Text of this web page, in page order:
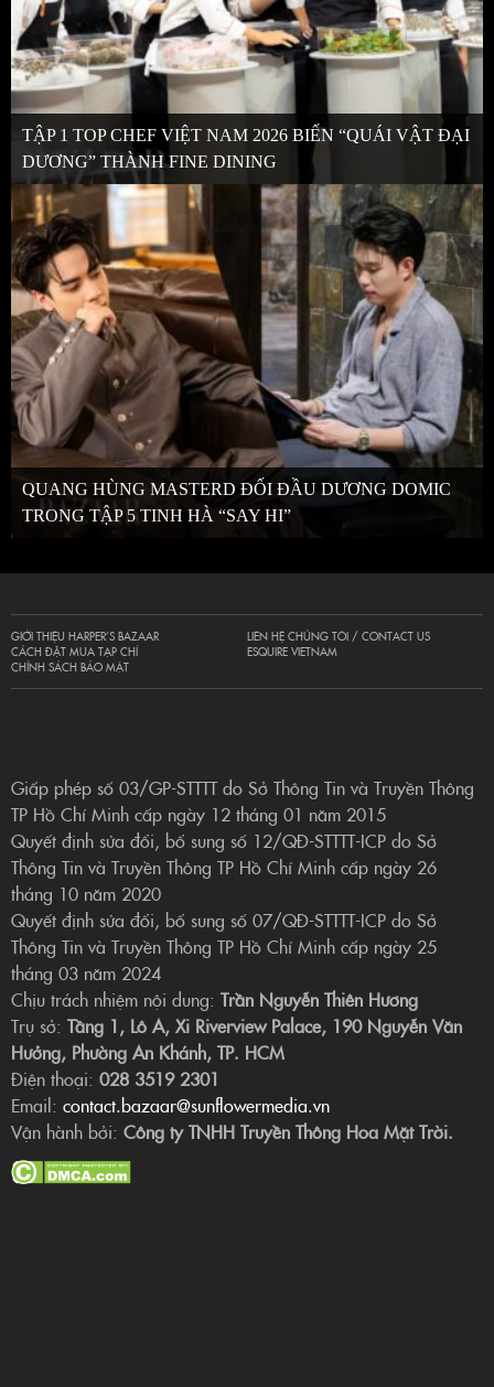
TẬP 1 TOP CHEF VIỆT NAM 2026 BIẾN “QUÁI VẬT ĐẠI
DƯƠNG” THÀNH FINE DINING
QUANG HÙNG MASTERD ĐỐI ĐẦU DƯƠNG DOMIC
TRONG TẬP 5 TINH HÀ “SAY HI”
GIỚI THIỆU HARPER’S BAZAAR
CÁCH ĐẶT MUA TẠP CHÍ
CHÍNH SÁCH BẢO MẬT
LIÊN HỆ CHÚNG TÔI / CONTACT US
ESQUIRE VIETNAM
Giấp phép số 03/GP-STTTT do Sở Thông Tin và Truyền Thông
TP Hồ Chí Minh cấp ngày 12 tháng 01 năm 2015
Quyết định sửa đổi, bổ sung số 12/QĐ-STTTT-ICP do Sở
Thông Tin và Truyền Thông TP Hồ Chí Minh cấp ngày 26
tháng 10 năm 2020
Quyết định sửa đổi, bổ sung số 07/QĐ-STTTT-ICP do Sở
Thông Tin và Truyền Thông TP Hồ Chí Minh cấp ngày 25
tháng 03 năm 2024
Chịu trách nhiệm nội dung: Trần Nguyễn Thiên Hương
Trụ sở: Tầng 1, Lô A, Xi Riverview Palace, 190 Nguyễn Văn
Hưởng, Phường An Khánh, TP. HCM
Điện thoại: 028 3519 2301
Email: contact.bazaar@sunflowermedia.vn
Vận hành bởi: Công ty TNHH Truyền Thông Hoa Mặt Trời.